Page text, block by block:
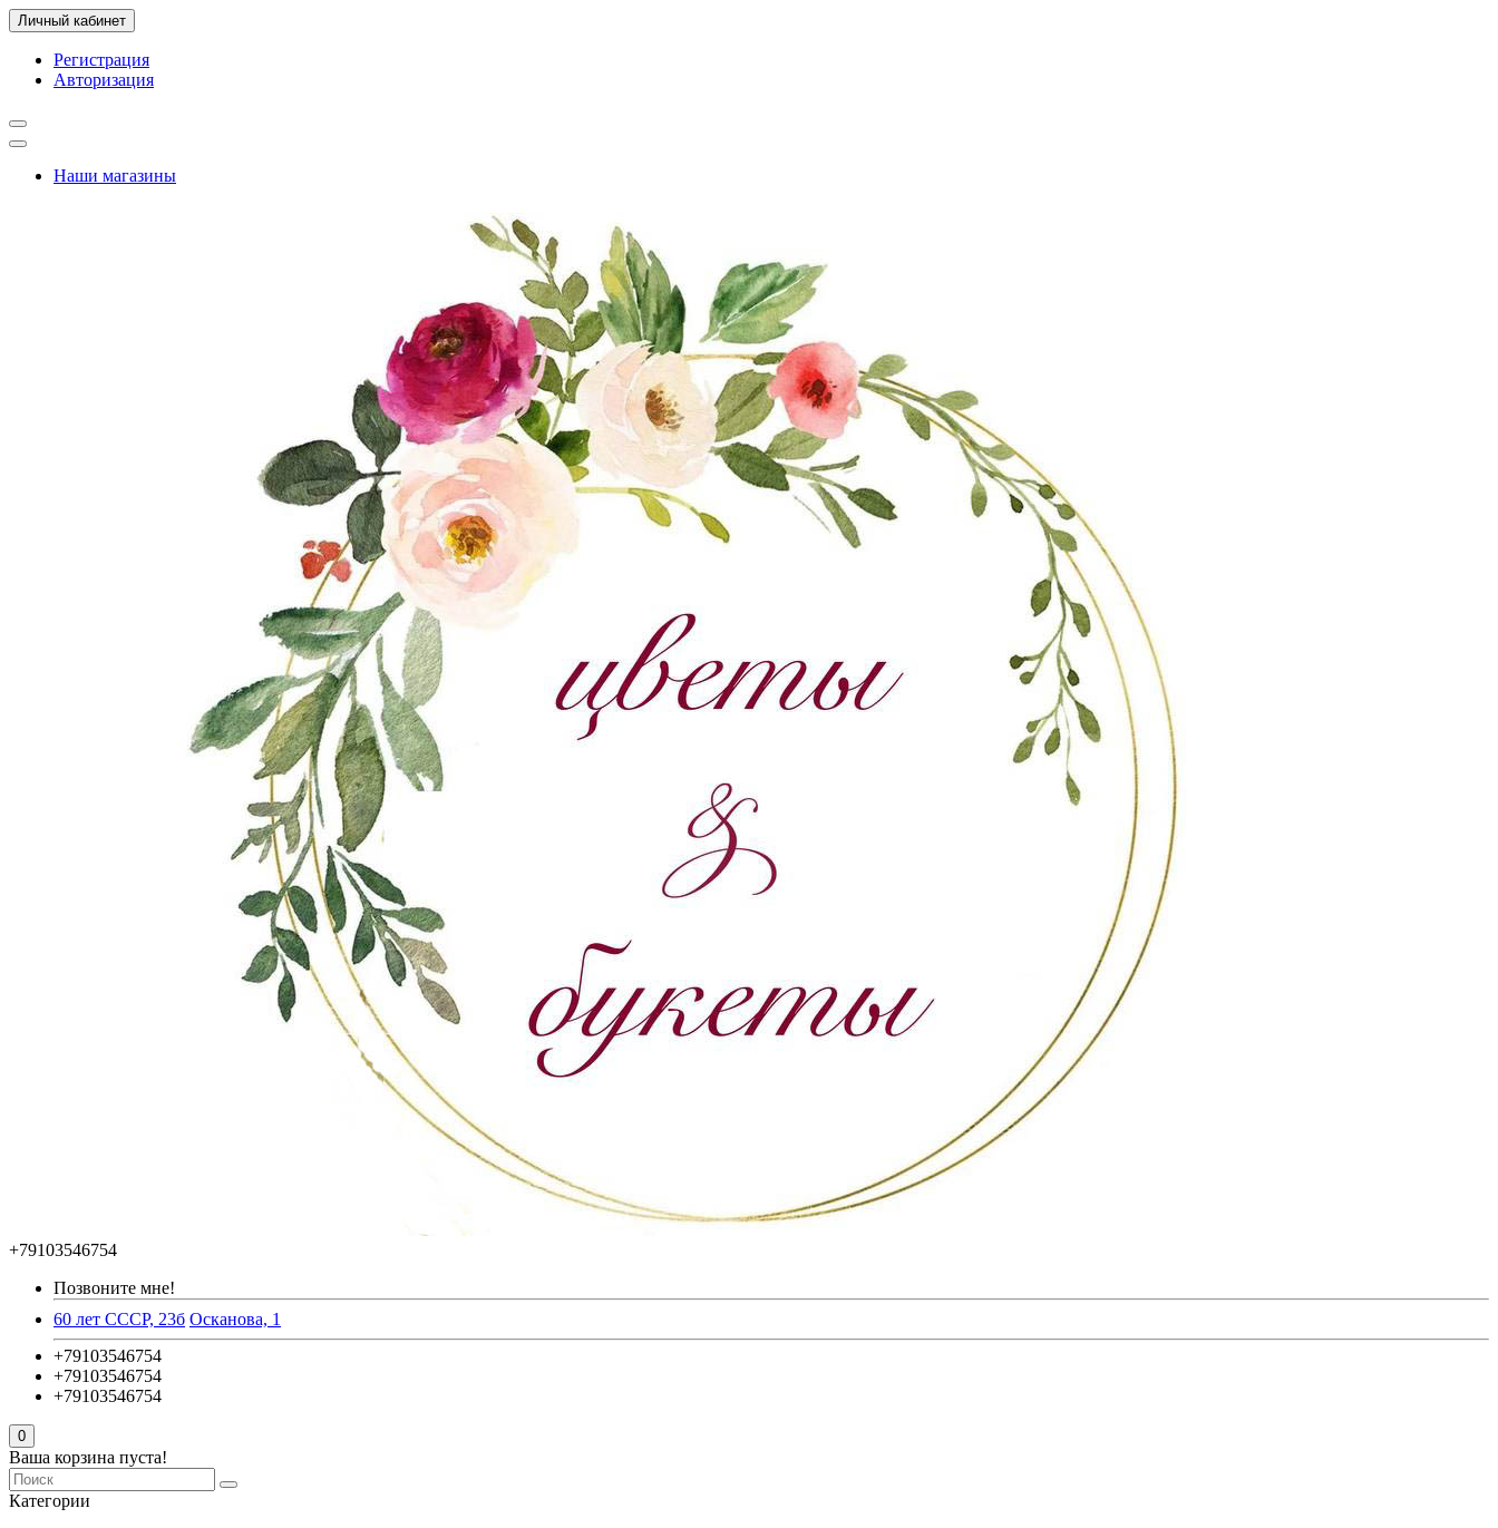
Личный кабинет
Регистрация
Авторизация
Наши магазины
+79103546754
Позвоните мне!
60 лет СССР, 23б Осканова, 1
+79103546754
+79103546754
+79103546754
0
Ваша корзина пуста!
Категории